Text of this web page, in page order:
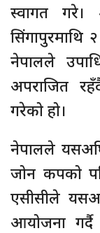
स्वागत गरे।
सिंगापुरमाथि
नेपालले
अपराजित
गरेको हो।
नेपालले
जोन कपको
एसीसीले
आयोजना